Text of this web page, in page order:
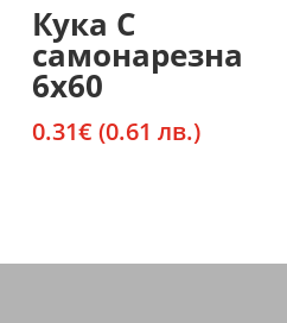
Кука С
самонарезна
6х60
0.31€ (0.61 лв.)